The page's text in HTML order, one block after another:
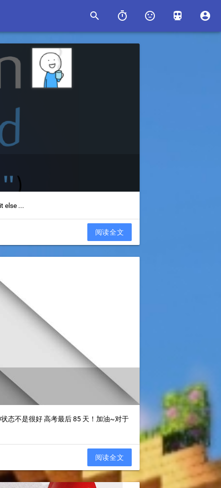
    
else ...
阅读全文
态不是很好 高考最后 85 天！加油~对于
阅读全文